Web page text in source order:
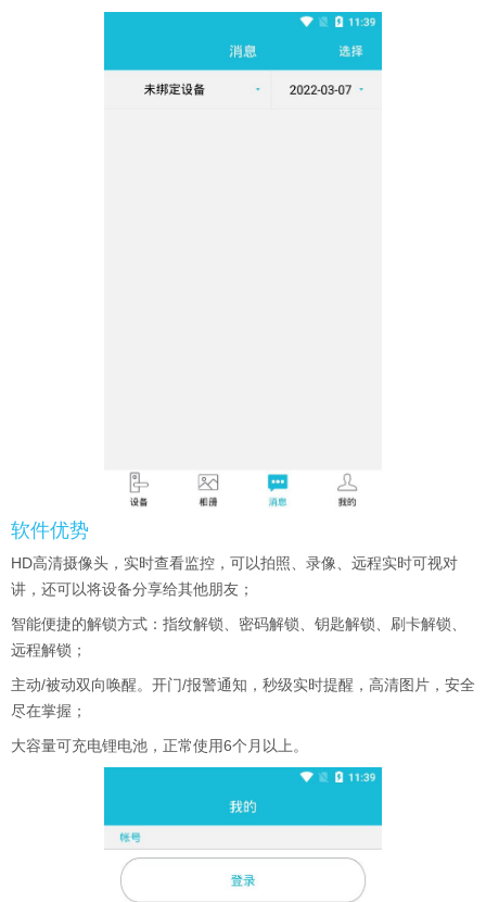
软件优势
HD高清摄像头，实时查看监控，可以拍照、录像、远程实时可视对
讲，还可以将设备分享给其他朋友；
智能便捷的解锁方式：指纹解锁、密码解锁、钥匙解锁、刷卡解锁、
远程解锁；
主动/被动双向唤醒。开门/报警通知，秒级实时提醒，高清图片，安全
尽在掌握；
大容量可充电锂电池，正常使用6个月以上。